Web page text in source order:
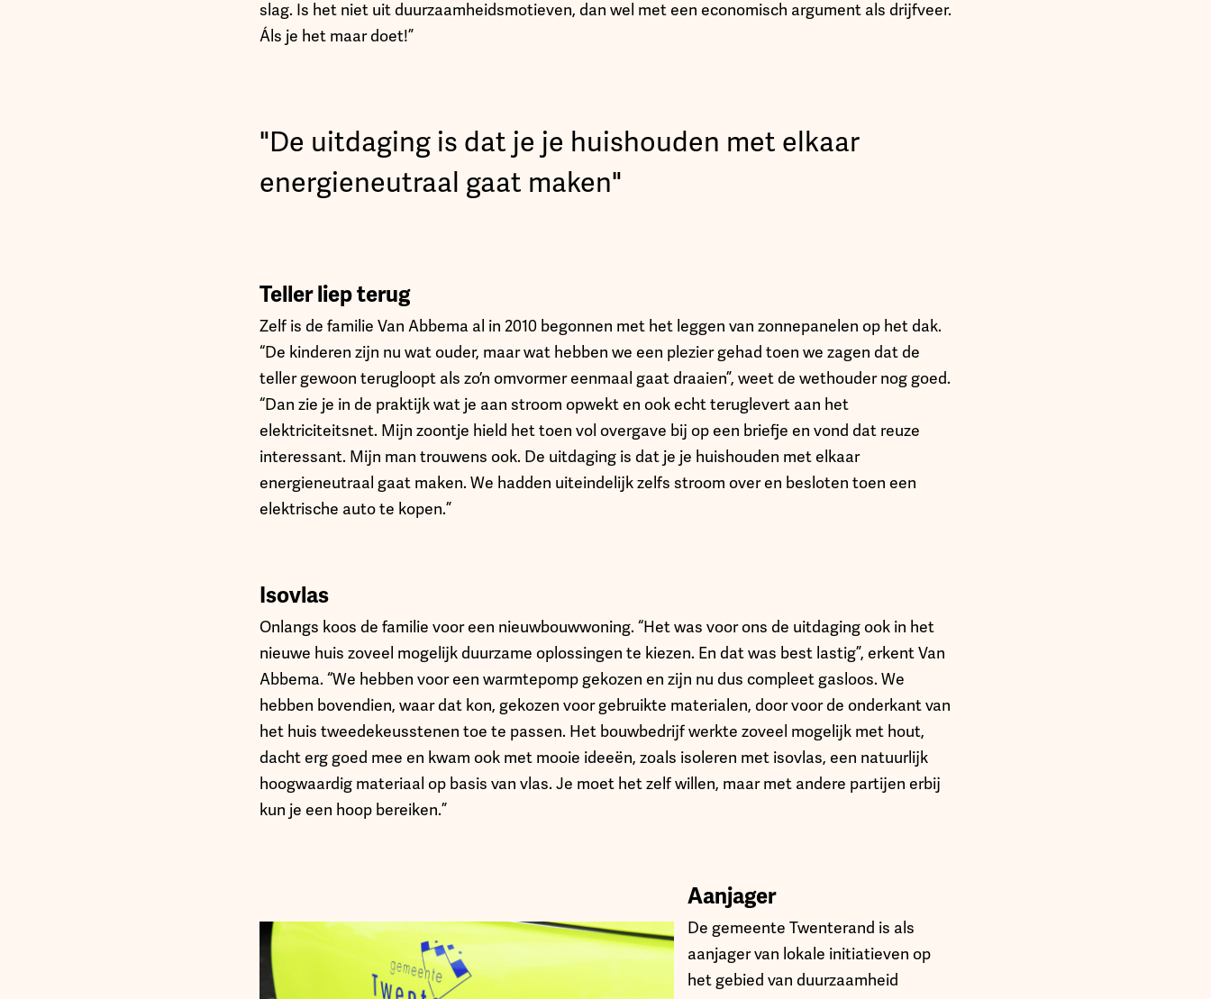
slag. Is het niet uit duurzaamheidsmotieven, dan wel met een economisch argument als drijfveer.
Áls je het maar doet!”
"De uitdaging is dat je je huishouden met elkaar
energieneutraal gaat maken"
Teller liep terug
Zelf is de familie Van Abbema al in 2010 begonnen met het leggen van zonnepanelen op het dak.
“De kinderen zijn nu wat ouder, maar wat hebben we een plezier gehad toen we zagen dat de
teller gewoon terugloopt als zo’n omvormer eenmaal gaat draaien”, weet de wethouder nog goed.
“Dan zie je in de praktijk wat je aan stroom opwekt en ook echt teruglevert aan het
elektriciteitsnet. Mijn zoontje hield het toen vol overgave bij op een briefje en vond dat reuze
interessant. Mijn man trouwens ook. De uitdaging is dat je je huishouden met elkaar
energieneutraal gaat maken. We hadden uiteindelijk zelfs stroom over en besloten toen een
elektrische auto te kopen.”
Isovlas
Onlangs koos de familie voor een nieuwbouwwoning. “Het was voor ons de uitdaging ook in het
nieuwe huis zoveel mogelijk duurzame oplossingen te kiezen. En dat was best lastig”, erkent Van
Abbema. “We hebben voor een warmtepomp gekozen en zijn nu dus compleet gasloos. We
hebben bovendien, waar dat kon, gekozen voor gebruikte materialen, door voor de onderkant van
het huis tweedekeusstenen toe te passen. Het bouwbedrijf werkte zoveel mogelijk met hout,
dacht erg goed mee en kwam ook met mooie ideeën, zoals isoleren met isovlas, een natuurlijk
hoogwaardig materiaal op basis van vlas. Je moet het zelf willen, maar met andere partijen erbij
kun je een hoop bereiken.”
Aanjager
De gemeente Twenterand is als
aanjager van lokale initiatieven op
het gebied van duurzaamheid